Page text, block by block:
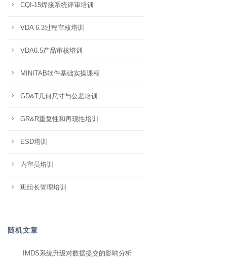
CQI-15焊接系统评审培训
VDA 6.3过程审核培训
VDA6.5产品审核培训
MINITAB软件基础实操课程
GD&T几何尺寸与公差培训
GR&R重复性和再现性培训
ESD培训
内审员培训
班组长管理培训
随机文章
IMDS系统升级对数据提交的影响分析